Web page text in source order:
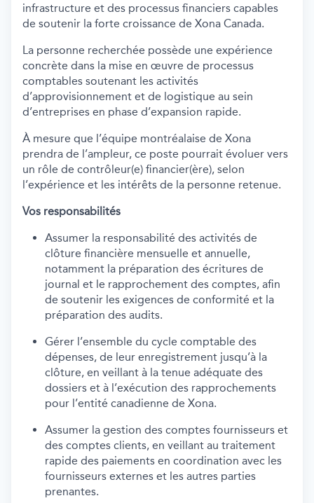
infrastructure et des processus financiers capables
de soutenir la forte croissance de Xona Canada.
La personne recherchée possède une expérience
concrète dans la mise en œuvre de processus
comptables soutenant les activités
d’approvisionnement et de logistique au sein
d’entreprises en phase d’expansion rapide.
À mesure que l’équipe montréalaise de Xona
prendra de l’ampleur, ce poste pourrait évoluer vers
un rôle de contrôleur(e) financier(ère), selon
l’expérience et les intérêts de la personne retenue.
Vos responsabilités
Assumer la responsabilité des activités de
clôture financière mensuelle et annuelle,
notamment la préparation des écritures de
journal et le rapprochement des comptes, afin
de soutenir les exigences de conformité et la
préparation des audits.
Gérer l’ensemble du cycle comptable des
dépenses, de leur enregistrement jusqu’à la
clôture, en veillant à la tenue adéquate des
dossiers et à l’exécution des rapprochements
pour l’entité canadienne de Xona.
Assumer la gestion des comptes fournisseurs et
des comptes clients, en veillant au traitement
rapide des paiements en coordination avec les
fournisseurs externes et les autres parties
prenantes.